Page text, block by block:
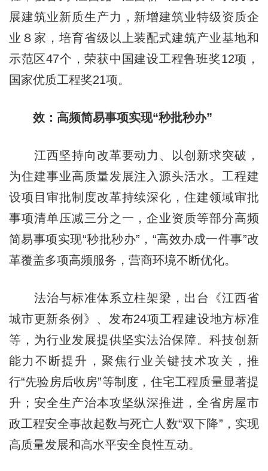
展建筑业新质生产力，新增建筑业特级资质企
业８家，培育省级以上装配式建筑产业基地和
示范区47个，荣获中国建设工程鲁班奖12项，
国家优质工程奖21项。
效：高频简易事项实现“秒批秒办”
江西坚持向改革要动力、以创新求突破，
为住建事业高质量发展注入源头活水。工程建
设项目审批制度改革持续深化，住建领域审批
事项清单压减三分之一，企业资质等部分高频
简易事项实现“秒批秒办”，“高效办成一件事”改
革覆盖多项高频服务，营商环境不断优化。
法治与标准体系立柱架梁，出台《江西省
城市更新条例》、发布24项工程建设地方标准
等，为行业发展提供坚实法治保障。科技创新
能力不断提升，聚焦行业关键技术攻关，推
行“先验房后收房”等制度，住宅工程质量显著提
升；安全生产治本攻坚纵深推进，全省房屋市
政工程安全事故起数与死亡人数“双下降”，实现
高质量发展和高水平安全良性互动。